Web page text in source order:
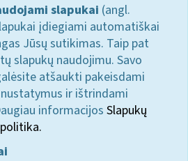
slapukai (angl.
įdiegiami automatiškai
Jūsų sutikimas. Taip pat
slapukų naudojimu. Savo
atšaukti pakeisdami
ir ištrindami
informacijos Slapukų